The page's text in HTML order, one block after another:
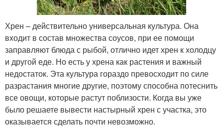
Хрен – действительно универсальная культура. Она
входит в состав множества соусов, при ее помощи
заправляют блюда с рыбой, отлично идет хрен к холодцу
и другой еде. Но есть у хрена как растения и важный
недостаток. Эта культура гораздо превосходит по силе
разрастания многие другие, поэтому способна потеснить
все овощи, которые растут поблизости. Когда вы уже
было решаете вывести настырный хрен с участка, это
оказывается сделать почти невозможно.